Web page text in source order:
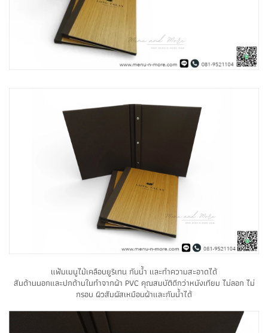
แฟ้มเมนูไม้เคลือบยูริเทน กันน้ำ และทำความสะอาดได้
สันด้านนอกและปกด้านในทำจากผ้า PVC คุณสมบัติดีกว่าหนังเทียม ไม่ลอก ไม่
กรอบ ผิวสัมผัสเหมือนผ้าและกันน้ำได้